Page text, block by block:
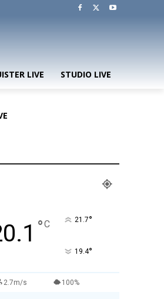
LIVE STUDIO LIVE
°C 21.7°
19.4°
2.7m/s 100%